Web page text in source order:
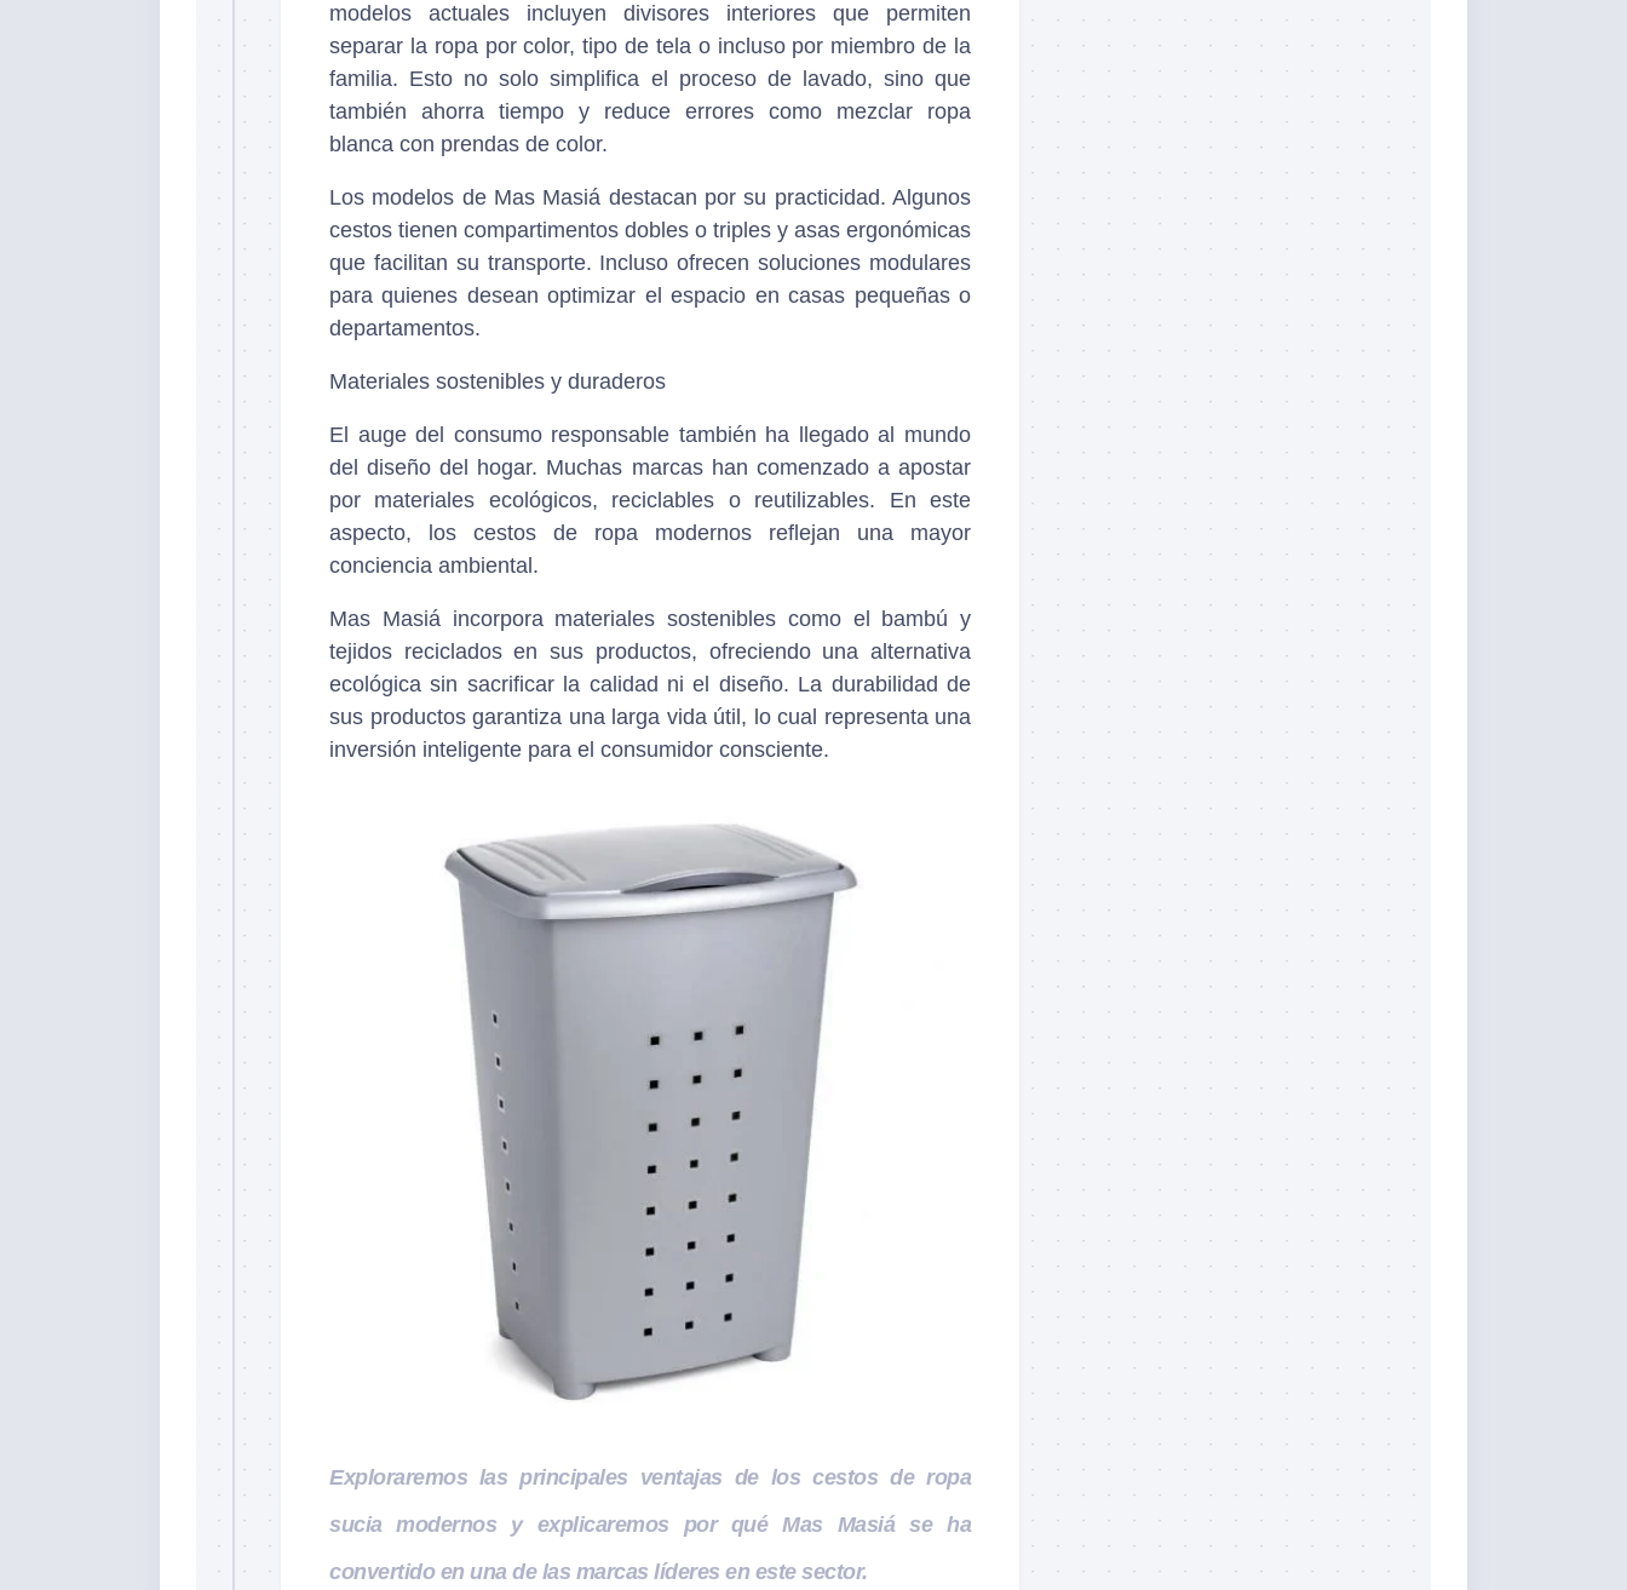
modelos actuales incluyen divisores interiores que permiten
separar la ropa por color, tipo de tela o incluso por miembro de la
familia. Esto no solo simplifica el proceso de lavado, sino que
también ahorra tiempo y reduce errores como mezclar ropa
blanca con prendas de color.
Los modelos de Mas Masiá destacan por su practicidad. Algunos
cestos tienen compartimentos dobles o triples y asas ergonómicas
que facilitan su transporte. Incluso ofrecen soluciones modulares
para quienes desean optimizar el espacio en casas pequeñas o
departamentos.
Materiales sostenibles y duraderos
El auge del consumo responsable también ha llegado al mundo
del diseño del hogar. Muchas marcas han comenzado a apostar
por materiales ecológicos, reciclables o reutilizables. En este
aspecto, los cestos de ropa modernos reflejan una mayor
conciencia ambiental.
Mas Masiá incorpora materiales sostenibles como el bambú y
tejidos reciclados en sus productos, ofreciendo una alternativa
ecológica sin sacrificar la calidad ni el diseño. La durabilidad de
sus productos garantiza una larga vida útil, lo cual representa una
inversión inteligente para el consumidor consciente.
Exploraremos las principales ventajas de los cestos de ropa
sucia modernos y explicaremos por qué Mas Masiá se ha
convertido en una de las marcas líderes en este sector.